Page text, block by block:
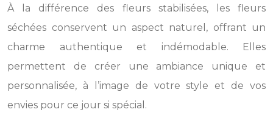
À la différence des fleurs stabilisées, les fleurs
séchées conservent un aspect naturel, offrant un
charme authentique et indémodable. Elles
permettent de créer une ambiance unique et
personnalisée, à l’image de votre style et de vos
envies pour ce jour si spécial.